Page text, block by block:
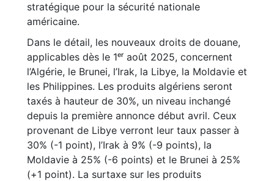
stratégique pour la sécurité nationale
américaine.
Dans le détail, les nouveaux droits de douane,
applicables dès le 1ᵉʳ août 2025, concernent
l’Algérie, le Brunei, l’Irak, la Libye, la Moldavie et
les Philippines. Les produits algériens seront
taxés à hauteur de 30%, un niveau inchangé
depuis la première annonce début avril. Ceux
provenant de Libye verront leur taux passer à
30% (-1 point), l’Irak à 9% (-9 points), la
Moldavie à 25% (-6 points) et le Brunei à 25%
(+1 point). La surtaxe sur les produits